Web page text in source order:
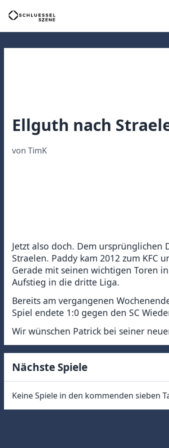
Ellguth nach
von TimK
Jetzt also doch. Dem
Straelen. Paddy kam 2012 zum
Gerade mit seinen wichtigen Toren
Aufstieg in die dritte Liga.
Bereits am vergangenen
Spiel endete 1:0 gegen den SC
Wir wünschen Patrick bei seiner
Nächste Spiele
Keine Spiele in den kommenden sieben